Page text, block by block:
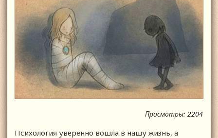
Просмотры: 2204
Психология уверенно вошла в нашу жизнь, а